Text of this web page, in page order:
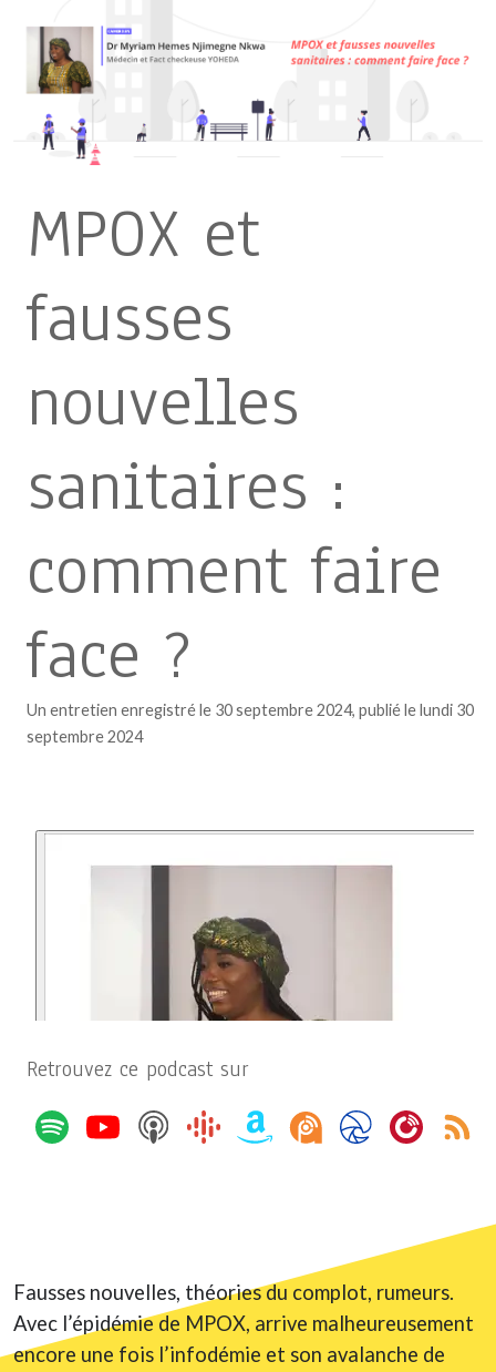
MPOX et
fausses
nouvelles
sanitaires :
comment faire
face ?
Un entretien enregistré le 30 septembre 2024, publié le lundi 30
septembre 2024
Retrouvez ce podcast sur
Fausses nouvelles, théories du complot, rumeurs.
Avec l’épidémie de MPOX, arrive malheureusement
encore une fois l’infodémie et son avalanche de